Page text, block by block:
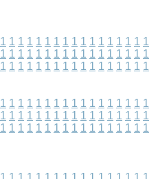
1 1 1 1 1 1 1 1 1 1 1 1 1 1 1 1 1
1 1 1 1 1 1 1 1 1 1 1 1 1 1 1 1 1
1 1 1 1 1 1 1 1 1 1 1 1 1 1 1 1 1
1 1 1 1 1 1 1 1 1 1 1 1 1 1 1 1 1
1 1 1 1 1 1 1 1 1 1 1 1 1 1 1 1 1
1 1 1 1 1 1 1 1 1 1 1 1 1 1 1 1 1